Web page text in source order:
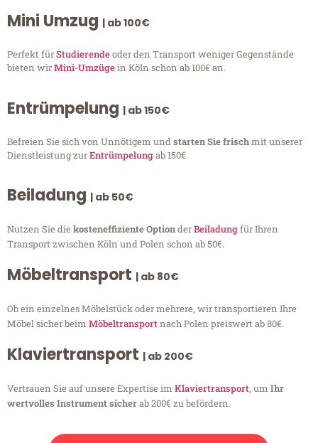
Mini Umzug | ab 100€
Perfekt fürStudierendeoder den Transport weniger Gegenstände
bieten wirMini-Umzügein Köln schon ab 100€ an.
Entrümpelung | ab 150€
Befreien Sie sich von Unnötigem undstarten Sie frischmit unserer
Dienstleistung zurEntrümpelungab 150€.
Beiladung | ab 50€
Nutzen Sie diekosteneffiziente OptionderBeiladungfür Ihren
Transport zwischen Köln und Polen schon ab 50€.
Möbeltransport | ab 80€
Ob ein einzelnes Möbelstück oder mehrere, wir transportieren Ihre
Möbel sicher beim Möbeltransportnach Polen preiswert ab 80€.
Klaviertransport | ab 200€
Vertrauen Sie auf unsere Expertise im Klaviertransport, um Ihr
wertvolles Instrument sicherab 200€ zu befördern.